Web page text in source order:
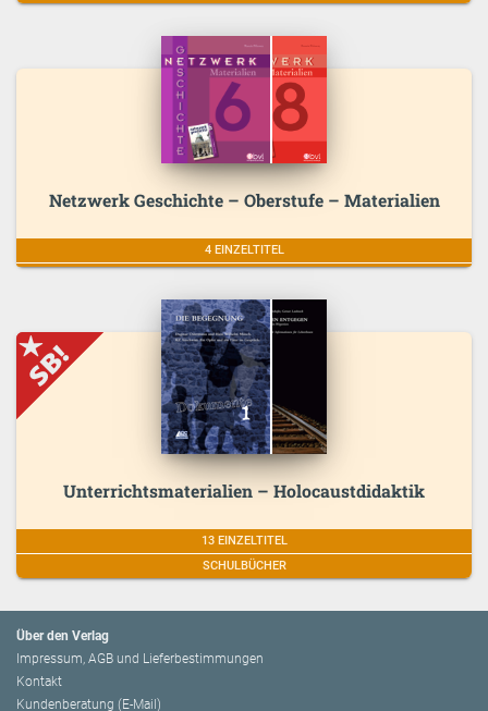
Netzwerk Geschichte – Oberstufe – Materialien
4 EINZELTITEL
Unterrichtsmaterialien – Holocaustdidaktik
13 EINZELTITEL
SCHULBÜCHER
Über den Verlag
Impressum, AGB und Lieferbestimmungen
Kontakt
Kundenberatung (E-Mail)